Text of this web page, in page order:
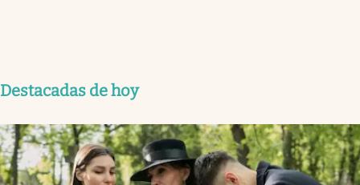
Destacadas de hoy